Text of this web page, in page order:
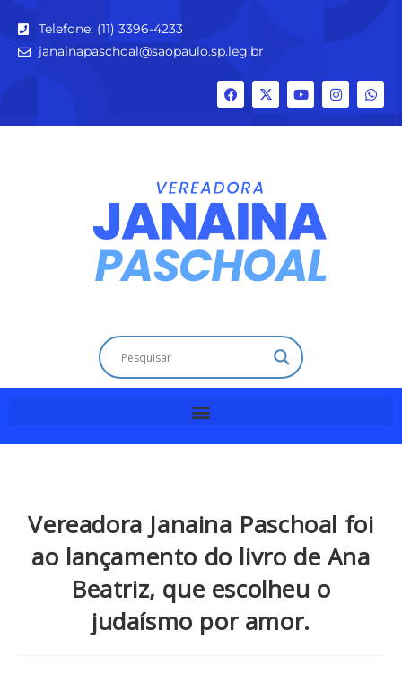
Telefone: (11) 3396-4233
janainapaschoal@saopaulo.sp.leg.br
Vereadora Janaina Paschoal foi
ao lançamento do livro de Ana
Beatriz, que escolheu o
judaísmo por amor.